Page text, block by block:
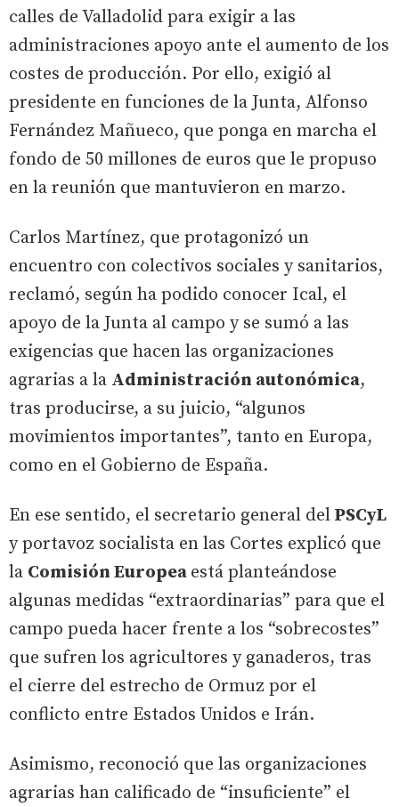
calles de Valladolid para exigir a las
administraciones apoyo ante el aumento de los
costes de producción. Por ello, exigió al
presidente en funciones de la Junta, Alfonso
Fernández Mañueco, que ponga en marcha el
fondo de 50 millones de euros que le propuso
en la reunión que mantuvieron en marzo.
Carlos Martínez, que protagonizó un
encuentro con colectivos sociales y sanitarios,
reclamó, según ha podido conocer Ical, el
apoyo de la Junta al campo y se sumó a las
exigencias que hacen las organizaciones
agrarias a la Administración autonómica,
tras producirse, a su juicio, “algunos
movimientos importantes”, tanto en Europa,
como en el Gobierno de España.
En ese sentido, el secretario general del PSCyL
y portavoz socialista en las Cortes explicó que
la Comisión Europea está planteándose
algunas medidas “extraordinarias” para que el
campo pueda hacer frente a los “sobrecostes”
que sufren los agricultores y ganaderos, tras
el cierre del estrecho de Ormuz por el
conflicto entre Estados Unidos e Irán.
Asimismo, reconoció que las organizaciones
agrarias han calificado de “insuficiente” el